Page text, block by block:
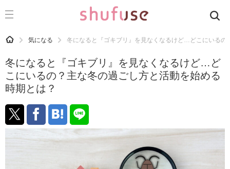
CATEGORY 記事カテゴリ
運気
洗濯
生活の知恵
お金
HOME 気になる 冬になると『ゴキブリ』を見なくなるけど…どこにいるの
冬になると『ゴキブリ』を見なくなるけど…ど
こにいるの？主な冬の過ごし方と活動を始める
時期とは？